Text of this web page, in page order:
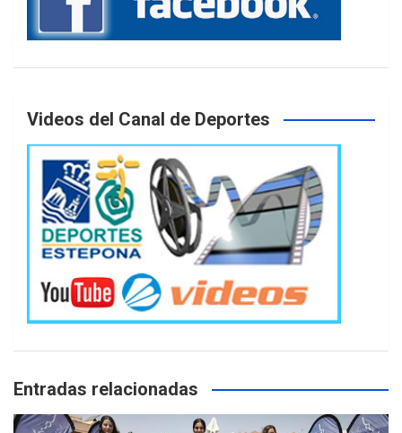
Videos del Canal de Deportes
Entradas relacionadas